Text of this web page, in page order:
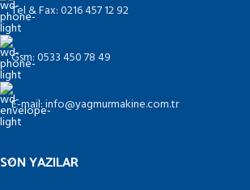
Tel & Fax: 0216 457 12 92
Gsm: 0533 450 78 49
E-mail: info@yagmurmakine.com.tr
SON YAZILAR